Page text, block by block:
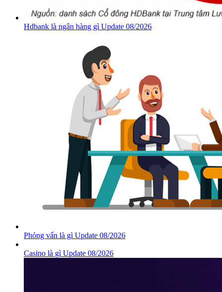
Hdbank là ngân hàng gì Update 08/2026
Phỏng vấn là gì Update 08/2026
Casino là gì Update 08/2026